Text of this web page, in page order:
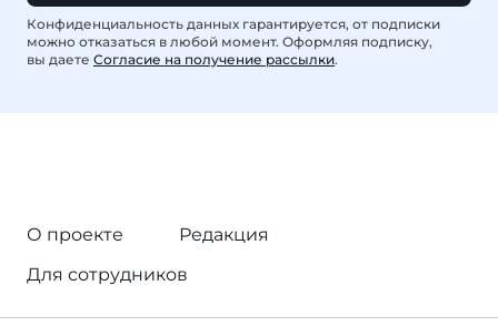
Конфиденциальность данных гарантируется, от подписки
можно отказаться в любой момент. Оформляя подписку,
вы даете Согласие на получение рассылки.
О проекте
Редакция
Для сотрудников